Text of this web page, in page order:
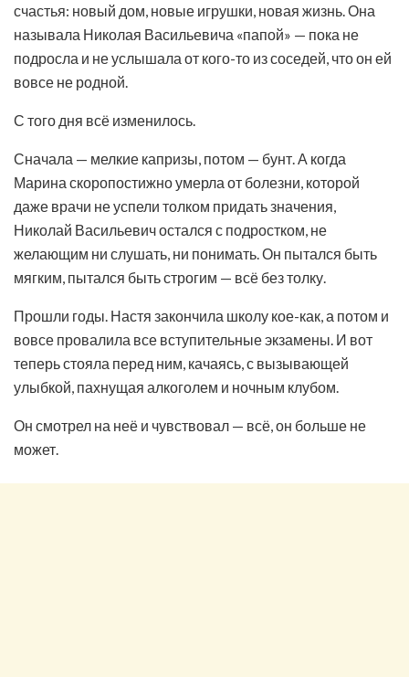
счастья: новый дом, новые игрушки, новая жизнь. Она
называла Николая Васильевича «папой» — пока не
подросла и не услышала от кого-то из соседей, что он ей
вовсе не родной.
С того дня всё изменилось.
Сначала — мелкие капризы, потом — бунт. А когда
Марина скоропостижно умерла от болезни, которой
даже врачи не успели толком придать значения,
Николай Васильевич остался с подростком, не
желающим ни слушать, ни понимать. Он пытался быть
мягким, пытался быть строгим — всё без толку.
Прошли годы. Настя закончила школу кое-как, а потом и
вовсе провалила все вступительные экзамены. И вот
теперь стояла перед ним, качаясь, с вызывающей
улыбкой, пахнущая алкоголем и ночным клубом.
Он смотрел на неё и чувствовал — всё, он больше не
может.